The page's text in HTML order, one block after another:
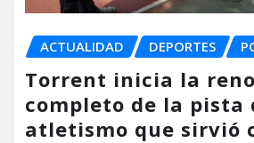
ACTUALIDAD DEPORTES
Torrent inicia la
completo de la pista
atletismo que sirvió